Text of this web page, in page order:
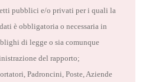
pubblici e/o privati per i quali la
è obbligatoria o necessaria in
di legge o sia comunque
del rapporto;
Padroncini, Poste, Aziende